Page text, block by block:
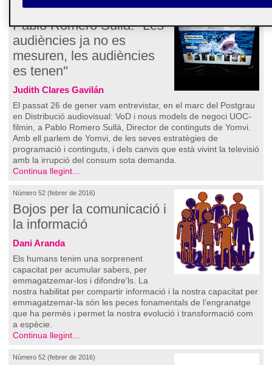
Número 52 (febrer de 2016)
Pablo Romero Sullà: ''Les
audiències ja no es
mesuren, les audiències
es tenen''
Judith Clares Gavilán
El passat 26 de gener vam entrevistar, en el marc del Postgrau
en Distribució audiovisual: VoD i nous models de negoci UOC-
filmin, a Pablo Romero Sullà, Director de continguts de Yomvi.
Amb ell parlem de Yomvi, de les seves estratègies de
programació i continguts, i dels canvis que està vivint la televisió
amb la irrupció del consum sota demanda.
Continua llegint...
Número 52 (febrer de 2016)
Bojos per la comunicació i
la informació
Dani Aranda
Els humans tenim una sorprenent
capacitat per acumular sabers, per
emmagatzemar-los i difondre'ls. La
nostra habilitat per compartir informació i la nostra capacitat per
emmagatzemar-la són les peces fonamentals de l’engranatge
que ha permès i permet la nostra evolució i transformació com
a espècie.
Continua llegint...
Número 52 (febrer de 2016)